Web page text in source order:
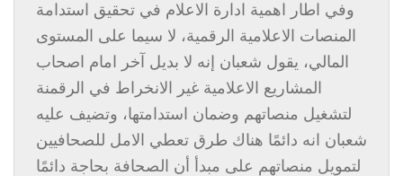
وفي اطار اهمية ادارة الاعلام في تحقيق استدامة
المنصات الاعلامية الرقمية، لا سيما على المستوى
المالي، يقول شعبان إنه لا بديل آخر امام اصحاب
المشاريع الاعلامية غير الانخراط في الرقمنة
لتشغيل منصاتهم وضمان استدامتها، وتضيف عليه
شعبان انه دائمًا هناك طرق تعطي الامل للصحافيين
لتمويل منصاتهم على مبدأ أن الصحافة بحاجة دائمًا